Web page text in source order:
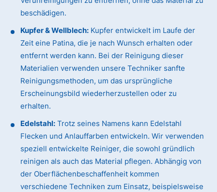
beschädigen.
Kupfer & Wellblech: Kupfer entwickelt im Laufe der
Zeit eine Patina, die je nach Wunsch erhalten oder
entfernt werden kann. Bei der Reinigung dieser
Materialien verwenden unsere Techniker sanfte
Reinigungsmethoden, um das ursprüngliche
Erscheinungsbild wiederherzustellen oder zu
erhalten.
Edelstahl: Trotz seines Namens kann Edelstahl
Flecken und Anlauffarben entwickeln. Wir verwenden
speziell entwickelte Reiniger, die sowohl gründlich
reinigen als auch das Material pflegen. Abhängig von
der Oberflächenbeschaffenheit kommen
verschiedene Techniken zum Einsatz, beispielsweise